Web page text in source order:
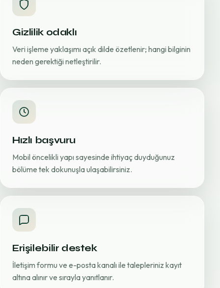
Gizlilik odaklı
Veri işleme yaklaşımı açık dilde özetlenir; hangi bilginin
neden gerektiği netleştirilir.
Hızlı başvuru
Mobil öncelikli yapı sayesinde ihtiyaç duyduğunuz
bölüme tek dokunuşla ulaşabilirsiniz.
Erişilebilir destek
İletişim formu ve e-posta kanalı ile talepleriniz kayıt
altına alınır ve sırayla yanıtlanır.